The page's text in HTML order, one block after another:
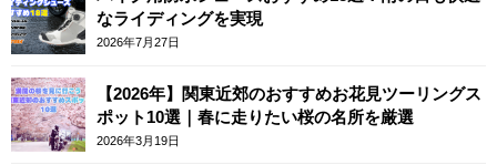
なライディングを実現
2026年7月27日
【2026年】関東近郊のおすすめお花見ツーリングス
ポット10選｜春に走りたい桜の名所を厳選
2026年3月19日